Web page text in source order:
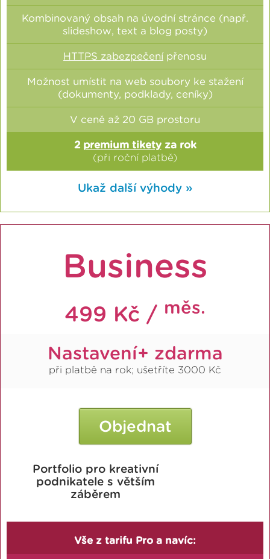
Kombinovaný obsah na úvodní stránce (např.
slideshow, text a blog posty)
HTTPS zabezpečenípřenosu
Možnost umístit na web soubory ke stažení
(dokumenty, podklady, ceníky)
V ceně až 20 GB prostoru
2 premium tiketyza rok
(při roční platbě)
Ukaž další výhody »
Business
499 Kč / měs.
Nastavení+ zdarma
při platbě na rok; ušetříte 3000 Kč
Objednat
Portfolio pro kreativní
podnikatele s větším
záběrem
Vše z tarifu Pro a navíc: